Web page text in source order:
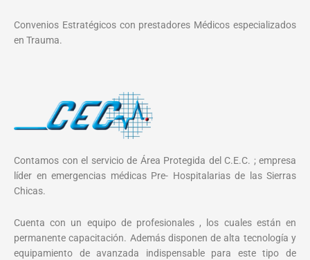
Convenios Estratégicos con prestadores Médicos especializados
en Trauma.
Contamos con el servicio de Área Protegida del C.E.C. ; empresa
líder en emergencias médicas Pre- Hospitalarias de las Sierras
Chicas.
Cuenta con un equipo de profesionales , los cuales están en
permanente capacitación. Además disponen de alta tecnología y
equipamiento de avanzada indispensable para este tipo de